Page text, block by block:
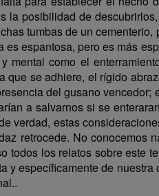
la posibilidad de
tumbas de un cementerio,
espantosa, pero es más
como el
se adhiere, el rígido
del gusano vencedor;
a salvarnos si se
verdad, estas
retrocede. No conocemos
todos los relatos sobre este
y específicamente de